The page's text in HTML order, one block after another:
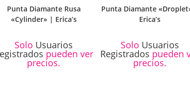
Punta Diamante Rusa
«Cylinder» | Erica’s
Solo Usuarios
pueden ver
precios.
Punta Diamante
Erica’s
Solo Usuarios
Registrados pueden
precios.